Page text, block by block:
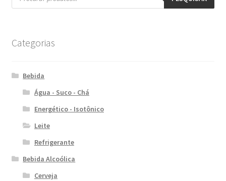
Categorias
Bebida
Água - Suco - Chá
Energético - Isotônico
Leite
Refrigerante
Bebida Alcoólica
Cerveja